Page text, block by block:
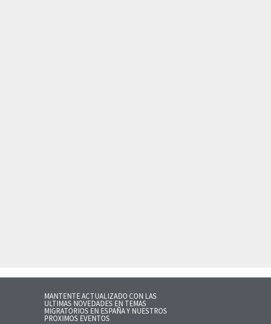
MANTENTE ACTUALIZADO CON LAS
ULTIMAS NOVEDADES EN TEMAS
MIGRATORIOS EN ESPAÑA Y NUESTROS
PROXIMOS EVENTOS